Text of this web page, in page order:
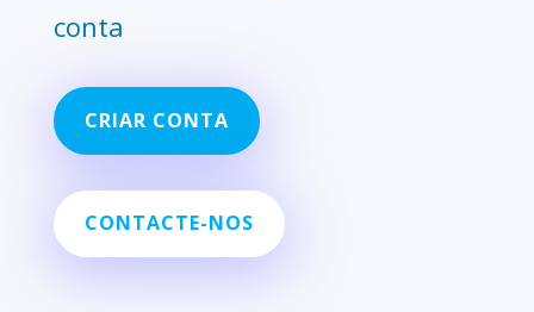
conta
CRIAR CONTA
CONTACTE-NOS